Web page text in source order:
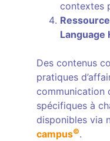
contextes
Language
Des contenus
pratiques
communication
spécifiques à
disponibles via
campus©.